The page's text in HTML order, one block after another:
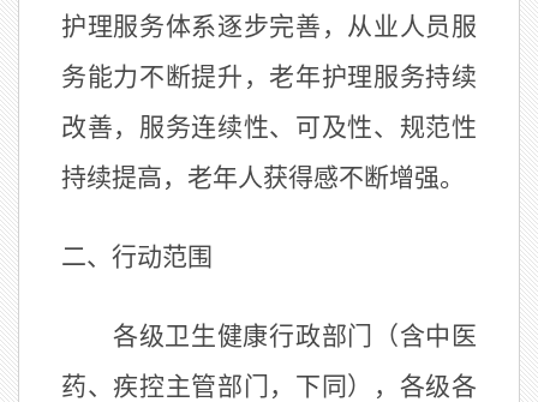
护理服务体系逐步完善，从业人员服
务能力不断提升，老年护理服务持续
改善，服务连续性、可及性、规范性
持续提高，老年人获得感不断增强。
二、行动范围
各级卫生健康行政部门（含中医
药、疾控主管部门，下同），各级各